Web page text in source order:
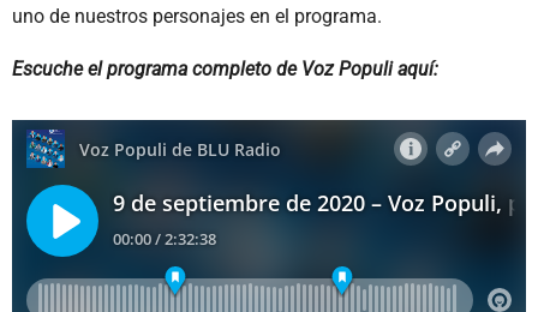
uno de nuestros personajes en el programa.
Escuche el programa completo de Voz Populi aquí: